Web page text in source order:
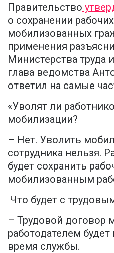
Правительство
о сохранении
мобилизованных
применения
Министерства труда
глава ведомства
ответил на самые
«Уволят ли
мобилизации?
– Нет. Уволить
сотрудника нельзя.
будет сохранить
мобилизованным
Что будет с
– Трудовой договор
работодателем
время службы.